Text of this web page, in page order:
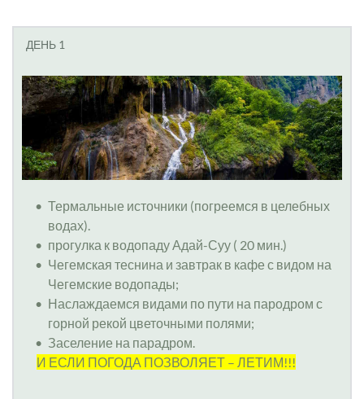
ДЕНЬ 1
Термальные источники (погреемся в целебных
водах).
прогулка к водопаду Адай-Суу ( 20 мин.)
Чегемская теснина и завтрак в кафе с видом на
Чегемские водопады;
Наслаждаемся видами по пути на пародром с
горной рекой цветочными полями;
Заселение на парадром.
И ЕСЛИ ПОГОДА ПОЗВОЛЯЕТ – ЛЕТИМ!!!